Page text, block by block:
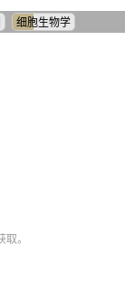
细胞生物学
。